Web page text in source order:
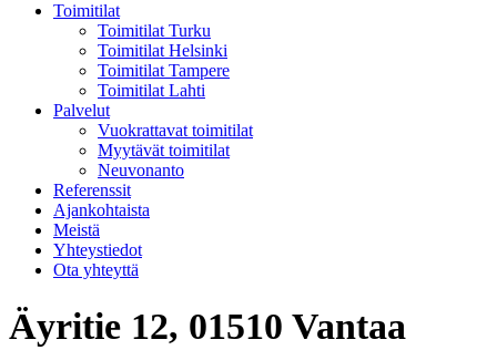
Toimitilat
Toimitilat Turku
Toimitilat Helsinki
Toimitilat Tampere
Toimitilat Lahti
Palvelut
Vuokrattavat toimitilat
Myytävät toimitilat
Neuvonanto
Referenssit
Ajankohtaista
Meistä
Yhteystiedot
Ota yhteyttä
Äyritie 12, 01510 Vantaa